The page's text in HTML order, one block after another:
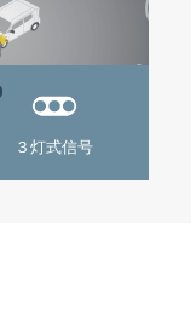
３灯式信号